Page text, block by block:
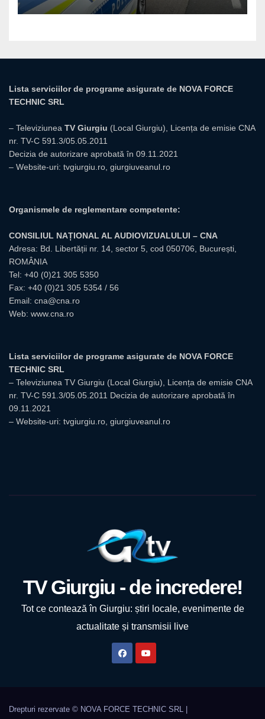
Lista serviciilor de programe asigurate de NOVA FORCE
TECHNIC SRL
– Televiziunea TV Giurgiu (Local Giurgiu), Licența de emisie CNA
nr. TV-C 591.3/05.05.2011
Decizia de autorizare aprobată în 09.11.2021
– Website-uri: tvgiurgiu.ro giurgiuveanul.ro
Organismele de reglementare competente:
CONSILIUL NAȚIONAL AL AUDIOVIZUALULUI – CNA
Adresa: Bd. Libertății nr. 14, sector 5, cod 050706, București,
ROMÂNIA
Tel: +40 (0)21 305 5350
Fax: +40 (0)21 305 5354 / 56
Email: cna@cna.ro
Web: www.cna.ro
Lista serviciilor de programe asigurate de NOVA FORCE
TECHNIC SRL
– Televiziunea TV Giurgiu (Local Giurgiu), Licența de emisie CNA
nr. TV-C 591.3/05.05.2011 Decizia de autorizare aprobată în
09.11.2021
– Website-uri: tvgiurgiu.ro, giurgiuveanul.ro
TV Giurgiu - de incredere!
Tot ce contează în Giurgiu: știri locale, evenimente de
actualitate și transmisii live